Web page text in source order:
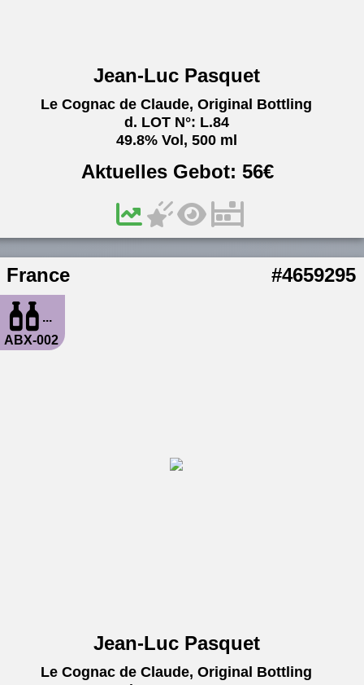
Jean-Luc Pasquet
Le Cognac de Claude, Original Bottling
d. LOT N°: L.84
49.8% Vol, 500 ml
Aktuelles Gebot:56€
France #4659295
...
ABX-002
Jean-Luc Pasquet
Le Cognac de Claude, Original Bottling